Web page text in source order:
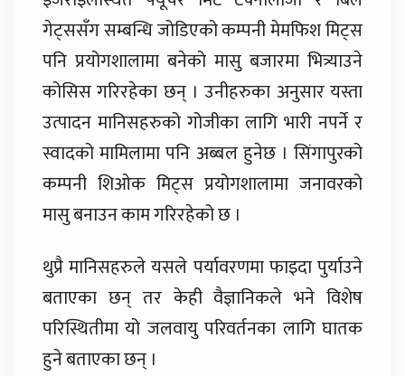
गेट्ससँग सम्बन्धि जोडिएको कम्पनी मेमफिश मिट्स
पनि प्रयोगशालामा बनेको मासु बजारमा भित्र्याउने
कोसिस गरिरहेका छन् । उनीहरुका अनुसार यस्ता
उत्पादन मानिसहरुको गोजीका लागि भारी नपर्ने र
स्वादको मामिलामा पनि अब्बल हुनेछ । सिंगापुरको
कम्पनी शिओक मिट्स प्रयोगशालामा जनावरको
मासु बनाउन काम गरिरहेको छ ।
थुप्रै मानिसहरुले यसले पर्यावरणमा फाइदा पुर्याउने
बताएका छन् तर केही वैज्ञानिकले भने विशेष
परिस्थितीमा यो जलवायु परिवर्तनका लागि घातक
हुने बताएका छन् ।